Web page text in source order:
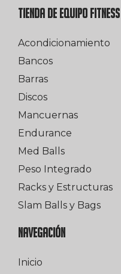
TIENDA DE EQUIPO FITNESS
Acondicionamiento
Bancos
Barras
Discos
Mancuernas
Endurance
Med Balls
Peso Integrado
Racks y Estructuras
Slam Balls y Bags
NAVEGACIÓN
Inicio